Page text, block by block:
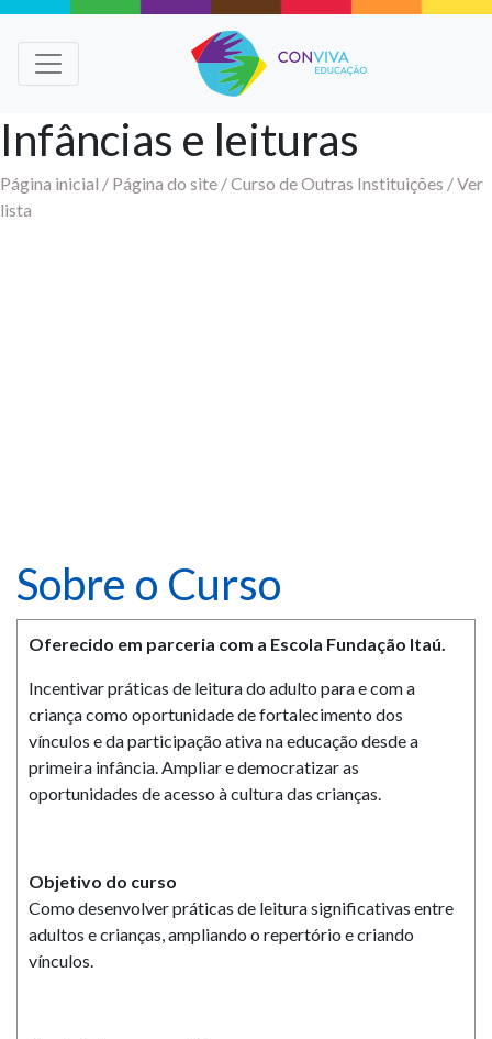
Infâncias e leituras
Página inicial / Página do site /Curso de Outras Instituições /Ver
lista
Sobre o Curso
Oferecido em parceria com a Escola Fundação Itaú.
Incentivar práticas de leitura do adulto para e com a
criança como oportunidade de fortalecimento dos
vínculos e da participação ativa na educação desde a
primeira infância. Ampliar e democratizar as
oportunidades de acesso à cultura das crianças.
Objetivo do curso
Como desenvolver práticas de leitura significativas entre
adultos e crianças, ampliando o repertório e criando
vínculos.